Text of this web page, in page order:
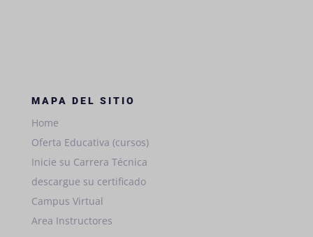
MAPA DEL SITIO
Home
Oferta Educativa (cursos)
Inicie su Carrera Técnica
descargue su certificado
Campus Virtual
Area Instructores